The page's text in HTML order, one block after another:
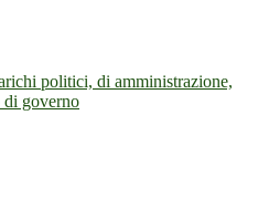
politici, di amministrazione,
di governo